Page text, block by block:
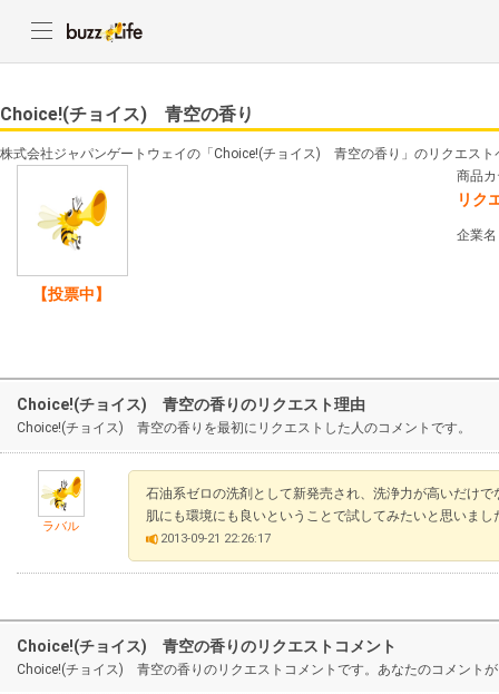
Choice!(チョイス) 青空の香り
株式会社ジャパンゲートウェイの「Choice!(チョイス) 青空の香り」のリクエスト
【投票中】
商品
リク
企業
Choice!(チョイス) 青空の香りのリクエスト理由
Choice!(チョイス) 青空の香りを最初にリクエストした人のコメントです。
ラバル
石油系ゼロの洗剤として新発売され、洗浄力が高いだけで
肌にも環境にも良いということで試してみたいと思いまし
2013-09-21 22:26:17
Choice!(チョイス) 青空の香りのリクエストコメント
Choice!(チョイス) 青空の香りのリクエストコメントです。あなたのコメント